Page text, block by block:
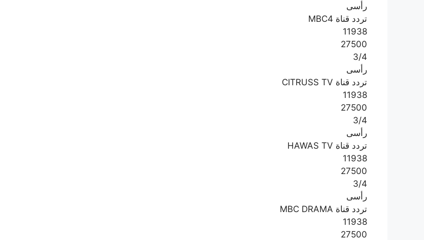
رأسى
تردد قناة MBC4
11938
27500
3/4
رأسى
تردد قناة CITRUSS TV
11938
27500
3/4
رأسى
تردد قناة HAWAS TV
11938
27500
3/4
رأسى
تردد قناة MBC DRAMA
11938
27500